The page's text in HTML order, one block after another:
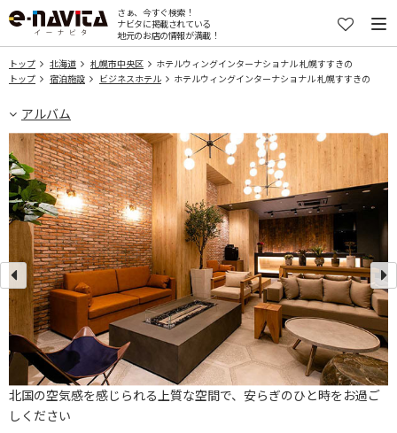
さぁ、今すぐ検索！
ナビタに掲載されている
地元のお店の情報が満載！
トップ 北海道 札幌市中央区
ホテルウィングインターナショナル 札幌すすきの
トップ
宿泊施設 ビジネスホテル ホテルウィングインターナショナル 札幌すすきの
アルバム
北国の空気感を感じられる上質な空間で、安らぎのひと時をお過ご
しください